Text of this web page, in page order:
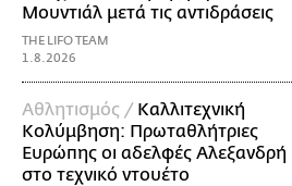
Μουντιάλ μετά τις αντιδράσεις
THE LIFO TEAM
1.8.2026
Αθλητισμός / Καλλιτεχνική
Κολύμβηση: Πρωταθλήτριες
Ευρώπης οι αδελφές Αλεξανδρή
στο τεχνικό ντουέτο